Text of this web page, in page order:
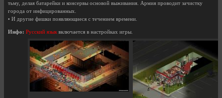
тьму, делая батарейки и консервы основой выживания. Армия проводит зачистку
города от инфицированных.
• И другие фишки появляющиеся с течением времени.
Инфо: Русский язык включается в настройках игры.